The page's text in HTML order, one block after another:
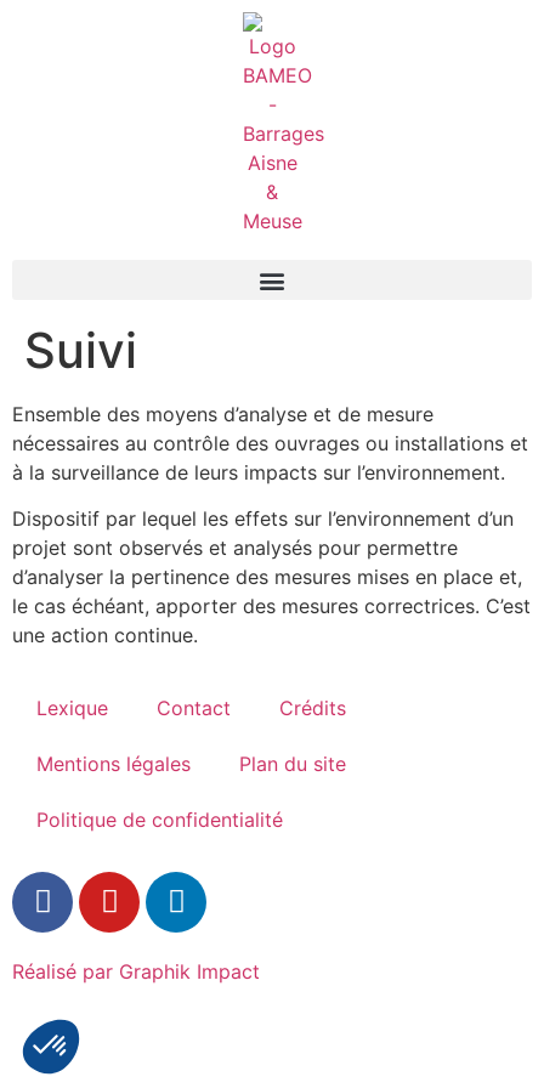
Suivi
Ensemble des moyens d’analyse et de mesure
nécessaires au contrôle des ouvrages ou installations et
à la surveillance de leurs impacts sur l’environnement.
Dispositif par lequel les effets sur l’environnement d’un
projet sont observés et analysés pour permettre
d’analyser la pertinence des mesures mises en place et,
le cas échéant, apporter des mesures correctrices. C’est
une action continue.
Lexique Contact Crédits
Mentions légales Plan du site
Politique de confidentialité
Réalisé par Graphik Impact